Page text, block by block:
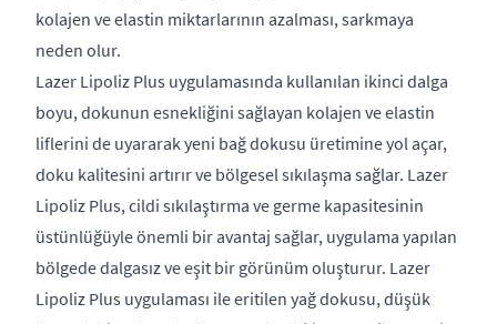
kolajen ve elastin miktarlarının azalması, sarkmaya
neden olur.
Lazer Lipoliz Plus uygulamasında kullanılan ikinci dalga
boyu, dokunun esnekliğini sağlayan kolajen ve elastin
liflerini de uyararak yeni bağ dokusu üretimine yol açar,
doku kalitesini artırır ve bölgesel sıkılaşma sağlar. Lazer
Lipoliz Plus, cildi sıkılaştırma ve germe kapasitesinin
üstünlüğüyle önemli bir avantaj sağlar, uygulama yapılan
bölgede dalgasız ve eşit bir görünüm oluşturur. Lazer
Lipoliz Plus uygulaması ile eritilen yağ dokusu, düşük